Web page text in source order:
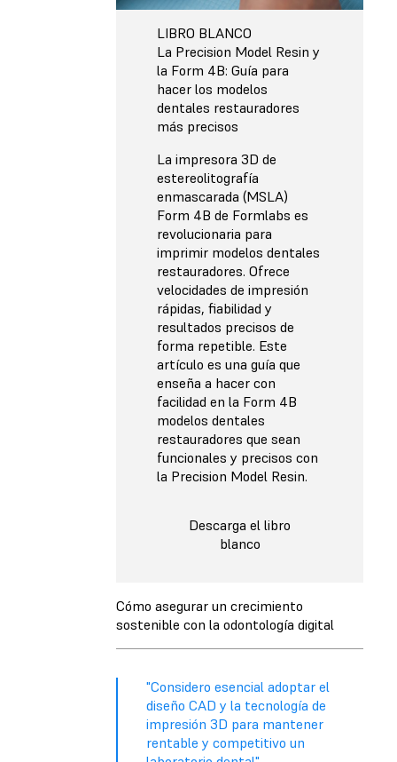
LIBRO BLANCO
La Precision Model Resin y
la Form 4B: Guía para
hacer los modelos
dentales restauradores
más precisos
La impresora 3D de
estereolitografía
enmascarada (MSLA)
Form 4B de Formlabs es
revolucionaria para
imprimir modelos dentales
restauradores. Ofrece
velocidades de impresión
rápidas, fiabilidad y
resultados precisos de
forma repetible. Este
artículo es una guía que
enseña a hacer con
facilidad en la Form 4B
modelos dentales
restauradores que sean
funcionales y precisos con
la Precision Model Resin.
Descarga el libro
blanco
Cómo asegurar un crecimiento
sostenible con la odontología digital
"Considero esencial adoptar el
diseño CAD y la tecnología de
impresión 3D para mantener
rentable y competitivo un